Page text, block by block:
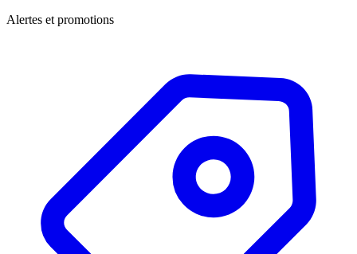
Alertes et promotions